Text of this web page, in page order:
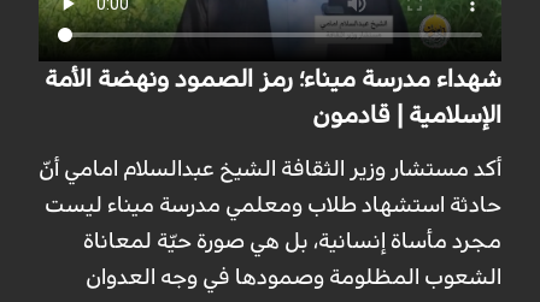
شهداء مدرسة ميناء؛ رمز الصمود ونهضة الأمة
الإسلامية | قادمون
أكد مستشار وزير الثقافة الشيخ عبدالسلام امامي أنّ
حادثة استشهاد طلاب ومعلمي مدرسة ميناء ليست
مجرد مأساة إنسانية، بل هي صورة حيّة لمعاناة
الشعوب المظلومة وصمودها في وجه العدوان